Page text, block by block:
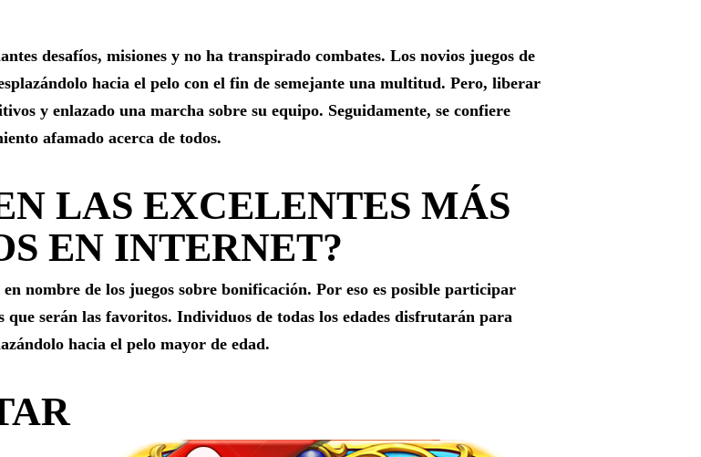
desafíos, misiones y no ha transpirado combates. Los novios juegos de
hacia el pelo con el fin de semejante una multitud. Pero, liberar
y enlazado una marcha sobre su equipo. Seguidamente, se confiere
afamado acerca de todos.
LAS EXCELENTES MÁS
EN INTERNET?
nombre de los juegos sobre bonificación. Por eso es posible participar
que serán las favoritos. Individuos de todas los edades disfrutarán para
hacia el pelo mayor de edad.